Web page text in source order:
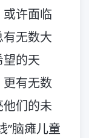
许面临
无数大
的天
有无数
们的未
”脑瘫儿童